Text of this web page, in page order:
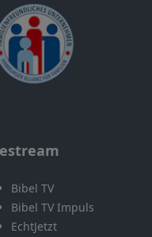
Bibel TV
Bibel TV Impuls
EchtJetzt